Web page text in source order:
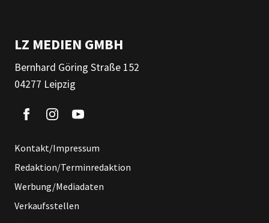
LZ MEDIEN GMBH
Bernhard Göring Straße 152
04277 Leipzig
Kontakt/Impressum
Redaktion/Terminredaktion
Werbung/Mediadaten
Verkaufsstellen